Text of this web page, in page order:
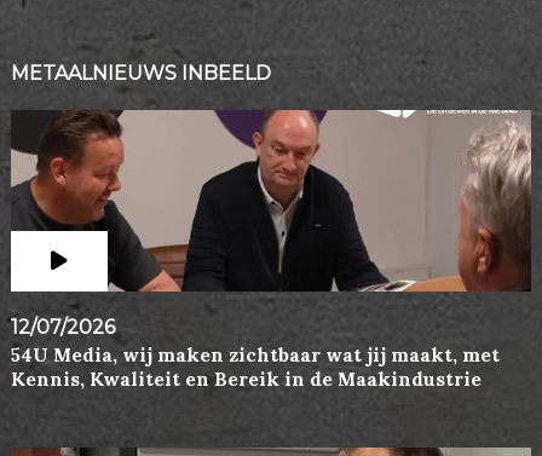
METAALNIEUWS INBEELD
12/07/2026
54U Media, wij maken zichtbaar wat jij maakt, met
Kennis, Kwaliteit en Bereik in de Maakindustrie